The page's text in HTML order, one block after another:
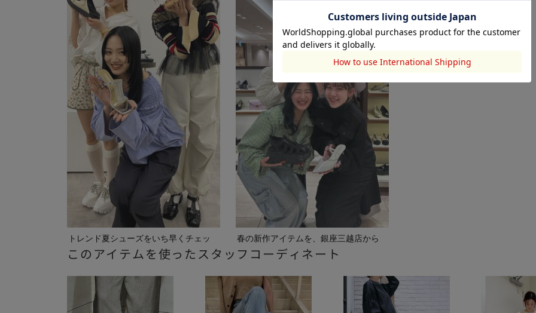
トレンド夏シューズをいち早くチェッ
ク
春の新作アイテムを、銀座三越店から
ご紹介...
このアイテムを使ったスタッフコーディネート